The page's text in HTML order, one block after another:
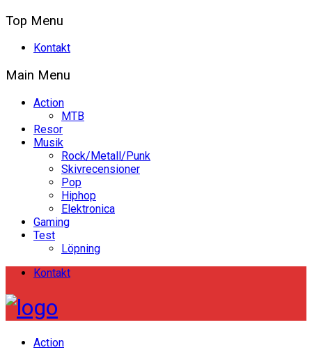
Top Menu
Kontakt
Main Menu
Action
MTB
Resor
Musik
Rock/Metall/Punk
Skivrecensioner
Pop
Hiphop
Elektronica
Gaming
Test
Löpning
Kontakt
Action